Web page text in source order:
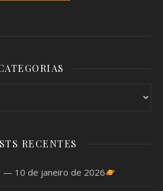
RECENTES
— 10 de janeiro de 2026